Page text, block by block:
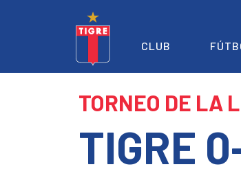
CLUB
TORNEO DE LA
TIGRE